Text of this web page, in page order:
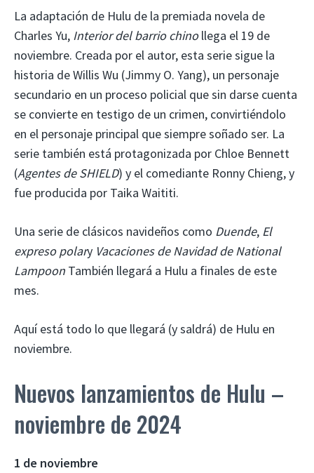
La adaptación de Hulu de la premiada novela de
Charles Yu, Interior del barrio chinollega el 19 de
noviembre. Creada por el autor, esta serie sigue la
historia de Willis Wu (Jimmy O. Yang), un personaje
secundario en un proceso policial que sin darse cuenta
se convierte en testigo de un crimen, convirtiéndolo
en el personaje principal que siempre soñado ser. La
serie también está protagonizada por Chloe Bennett
(Agentes de SHIELD) y el comediante Ronny Chieng, y
fue producida por Taika Waititi.
Una serie de clásicos navideños como Duende, El
expreso polary Vacaciones de Navidad de National
Lampoon También llegará a Hulu a finales de este
mes.
Aquí está todo lo que llegará (y saldrá) de Hulu en
noviembre.
Nuevos lanzamientos de Hulu –
noviembre de 2024
1 de noviembre